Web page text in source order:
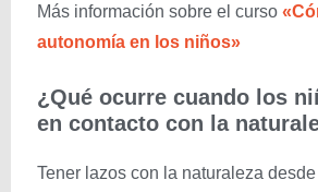
Más información sobre el curso
autonomía en los niños»
¿Qué ocurre cuando los
en contacto con la
Tener lazos con la naturaleza